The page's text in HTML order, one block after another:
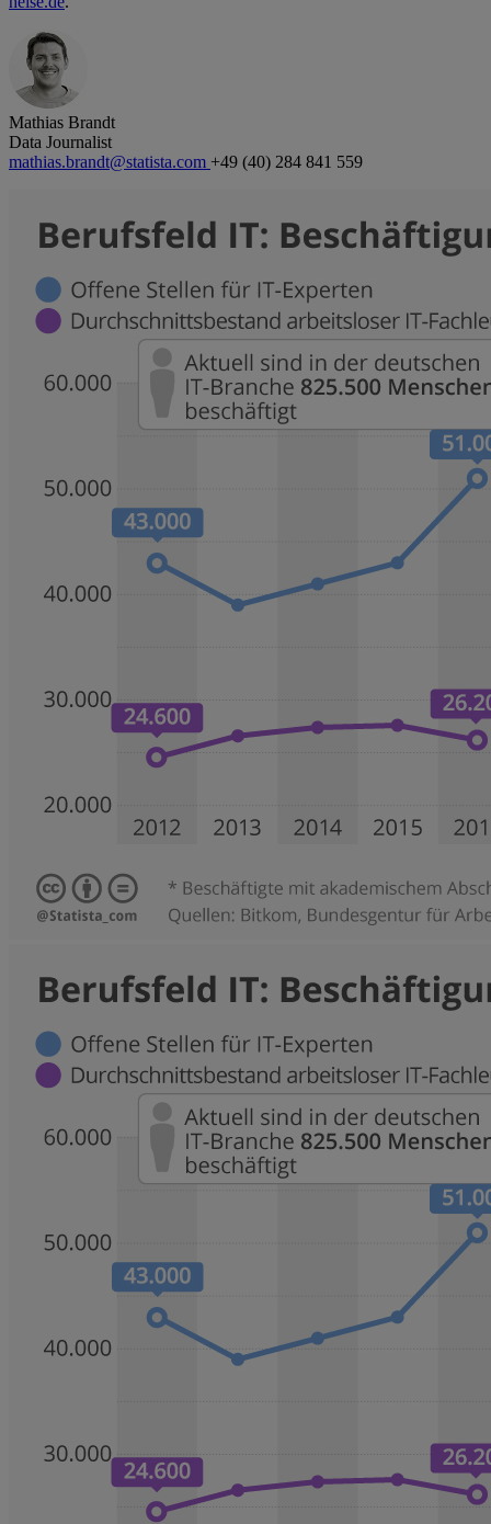
Mathias Brandt
Data Journalist
mathias.brandt@statista.com +49 (40) 284 841 559